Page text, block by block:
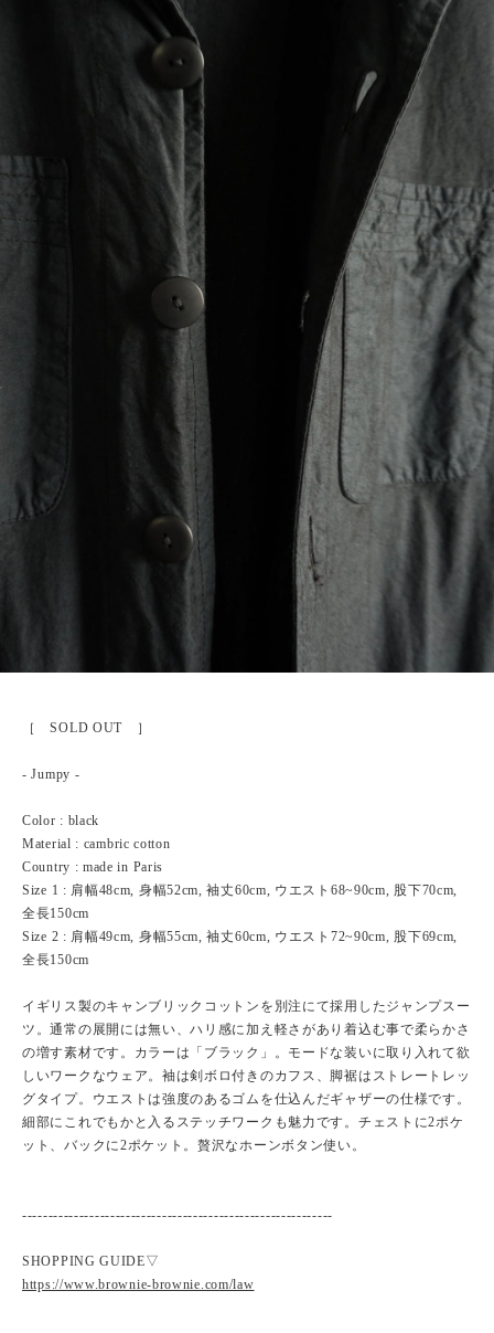
［ SOLD OUT ］
- Jumpy -
Color : black
Material : cambric cotton
Country : made in Paris
Size 1 : 肩幅48cm, 身幅52cm, 袖丈60cm, ウエスト68~90cm, 股下70cm,
全長150cm
Size 2 : 肩幅49cm, 身幅55cm, 袖丈60cm, ウエスト72~90cm, 股下69cm,
全長150cm
イギリス製のキャンブリックコットンを別注にて採用したジャンプスー
ツ。通常の展開には無い、ハリ感に加え軽さがあり着込む事で柔らかさ
の増す素材です。カラーは「ブラック」。モードな装いに取り入れて欲
しいワークなウェア。袖は剣ボロ付きのカフス、脚裾はストレートレッ
グタイプ。ウエストは強度のあるゴムを仕込んだギャザーの仕様です。
細部にこれでもかと入るステッチワークも魅力です。チェストに2ポケ
ット、バックに2ポケット。贅沢なホーンボタン使い。
------------------------------------------------------------
SHOPPING GUIDE▽
https://www.brownie-brownie.com/law